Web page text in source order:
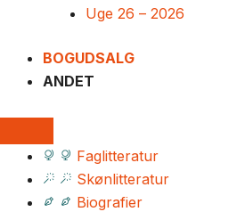
Uge 26 – 2026
BOGUDSALG
ANDET
Faglitteratur
Skønlitteratur
Biografier